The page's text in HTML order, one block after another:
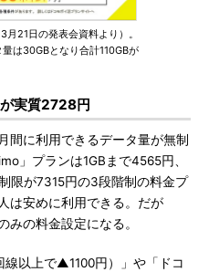
21日の発表会資料より）。
は30GBとなり合計110GBが
実質2728円
に利用できるデータ量が無制
」プランは1GBまで4565円、
限が7315円の3段階制の料金プ
は安めに利用できる。だが
みの料金設定になる。
以上で▲1100円）」や「ドコ